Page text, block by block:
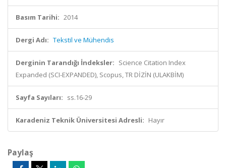
Basım Tarihi: 2014
Dergi Adı: Tekstil ve Mühendis
Derginin Tarandığı İndeksler: Science Citation Index
Expanded (SCI-EXPANDED), Scopus, TR DİZİN (ULAKBİM)
Sayfa Sayıları: ss.16-29
Karadeniz Teknik Üniversitesi Adresli: Hayır
Paylaş